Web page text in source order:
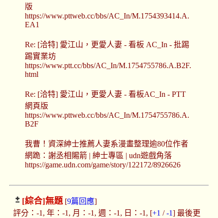
版
https://www.pttweb.cc/bbs/AC_In/M.1754393414.A.
EA1
Re: [洽特] 愛江山，更愛人妻 - 看板 AC_In - 批踢
踢實業坊
https://www.ptt.cc/bbs/AC_In/M.1754755786.A.B2F.
html
Re: [洽特] 愛江山，更愛人妻 - 看板AC_In - PTT
網頁版
https://www.pttweb.cc/bbs/AC_In/M.1754755786.A.
B2F
我曹！資深紳士推薦人妻系漫畫整理逾80位作者
網跪：謝丞相賜箭 | 紳士專區 | udn遊戲角落
https://game.udn.com/game/story/122172/8926626
[綜合]無題[9篇回應]
評分：-1, 年：-1, 月：-1, 週：-1, 日：-1, [+1 /-1] 最後更